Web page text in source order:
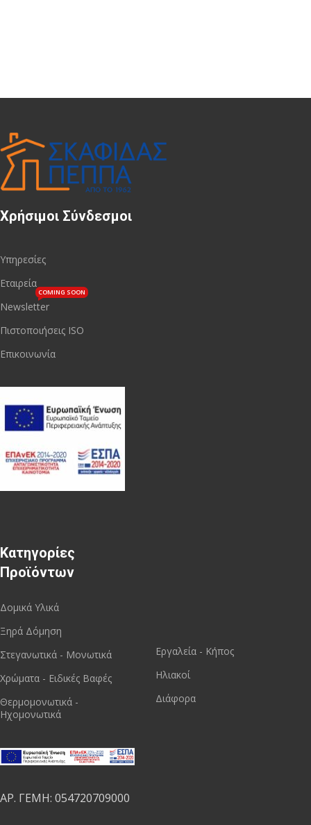
Χρήσιμοι Σύνδεσμοι
Υπηρεσίες
Εταιρεία
Newsletter
COMING SOON
Πιστοποιήσεις ISO
Επικοινωνία
Κατηγορίες
Προϊόντων
Δομικά Υλικά
Ξηρά Δόμηση
Στεγανωτικά - Μονωτικά
Χρώματα - Ειδικές Βαφές
Θερμομονωτικά -
Ηχομονωτικά
ΑΡ. ΓΕΜΗ: 054720709000
Εργαλεία - Κήπος
Ηλιακοί
Διάφορα